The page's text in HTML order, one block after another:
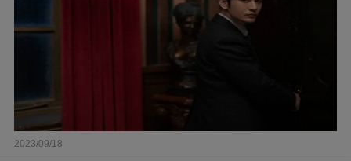
2023/09/18